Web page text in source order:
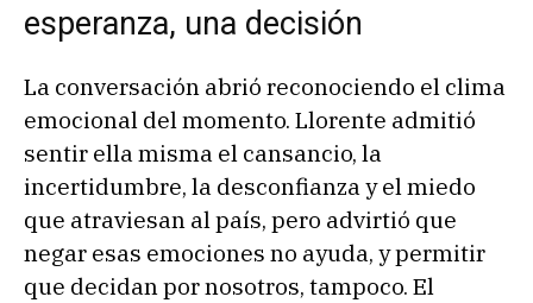
esperanza, una decisión
La conversación abrió reconociendo el clima
emocional del momento. Llorente admitió
sentir ella misma el cansancio, la
incertidumbre, la desconfianza y el miedo
que atraviesan al país, pero advirtió que
negar esas emociones no ayuda, y permitir
que decidan por nosotros, tampoco. El